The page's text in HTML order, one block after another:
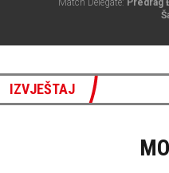
Match Delegate: Predrag
IZVJEŠTAJ